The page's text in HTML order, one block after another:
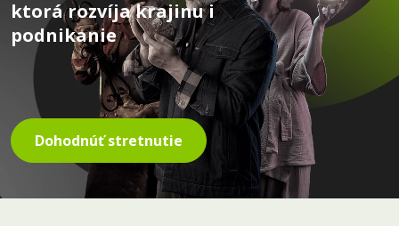
ktorá rozvíja krajinu i
podnikanie
Dohodnúť stretnutie